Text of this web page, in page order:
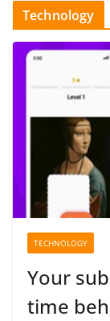
Technology
TECHNOLOGY
Your
time